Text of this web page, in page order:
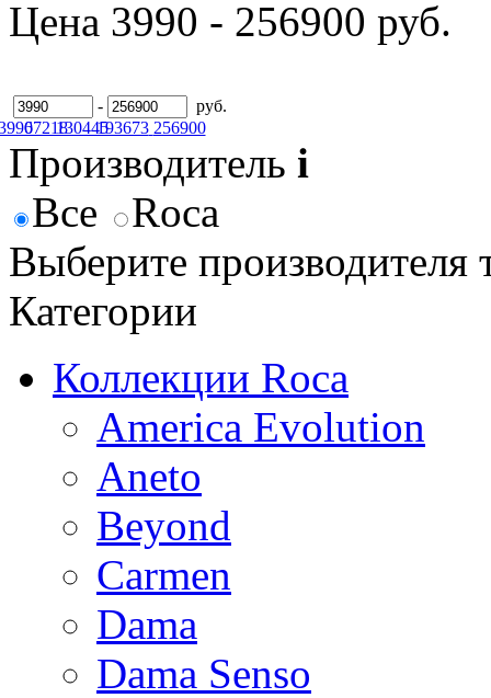
Цена 3990 - 256900 руб.
-
руб.
67218130445193673 256900
Производитель i
Все
Roca
Выберите производителя
Категории
Коллекции Roca
America Evolution
Aneto
Beyond
Carmen
Dama
Dama Senso